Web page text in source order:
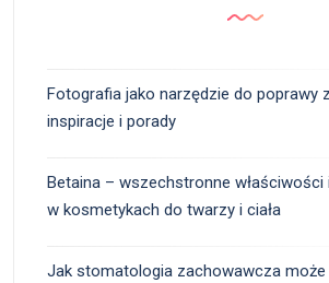
Fotografia jako narzędzie do poprawy
inspiracje i porady
Betaina – wszechstronne
w kosmetykach do twarzy i ciała
Jak stomatologia zachowawcza